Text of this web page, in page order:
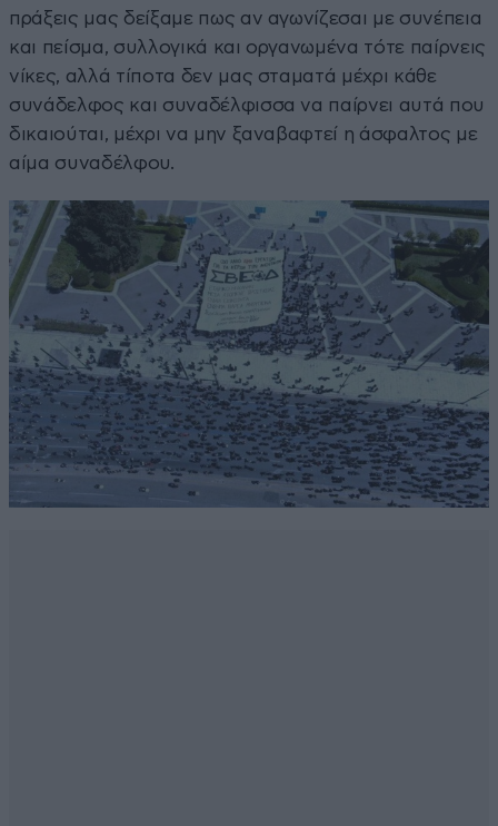
πράξεις μας δείξαμε πως αν αγωνίζεσαι με συνέπεια
και πείσμα, συλλογικά και οργανωμένα τότε παίρνεις
νίκες, αλλά τίποτα δεν μας σταματά μέχρι κάθε
συνάδελφος και συναδέλφισσα να παίρνει αυτά που
δικαιούται, μέχρι να μην ξαναβαφτεί η άσφαλτος με
αίμα συναδέλφου.